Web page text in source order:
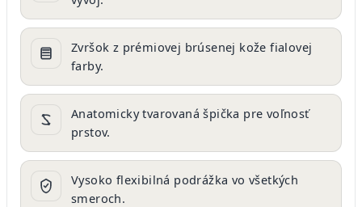
Zvršok z prémiovej brúsenej kože fialovej
farby.
Anatomicky tvarovaná špička pre voľnosť
prstov.
Vysoko flexibilná podrážka vo všetkých
smeroch.